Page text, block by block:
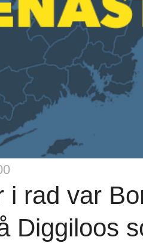
i rad var
Diggiloos